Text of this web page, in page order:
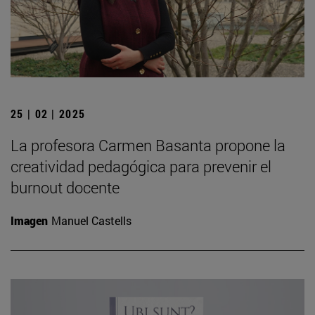
25 | 02 | 2025
La profesora Carmen Basanta propone la
creatividad pedagógica para prevenir el
burnout docente
Imagen Manuel Castells